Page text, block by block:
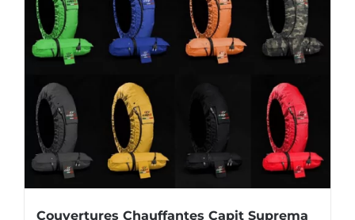
Couvertures Chauffantes Capit Suprema